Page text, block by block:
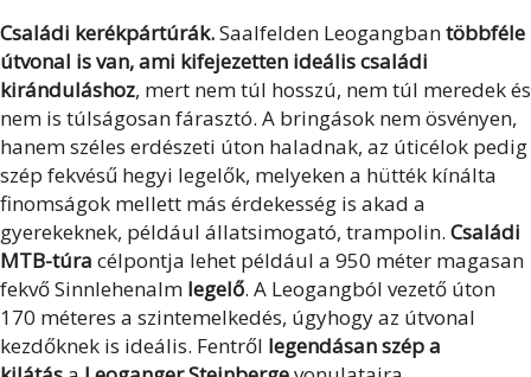
Családi kerékpártúrák.Saalfelden Leogangbantöbbféle
útvonal is van, ami kifejezetten ideális családi
kiránduláshoz, mert nem túl hosszú, nem túl meredek és
nem is túlságosan fárasztó. A bringások nem ösvényen,
hanem széles erdészeti úton haladnak, az úticélok pedig
szép fekvésű hegyi legelők, melyeken a hütték kínálta
finomságok mellett más érdekesség is akad a
gyerekeknek, például állatsimogató, trampolin. Családi
MTB-túra célpontja lehet például a 950 méter magasan
fekvő Sinnlehenalm legelő. A Leogangból vezető úton
170 méteres a szintemelkedés, úgyhogy az útvonal
kezdőknek is ideális. Fentről legendásan szép a